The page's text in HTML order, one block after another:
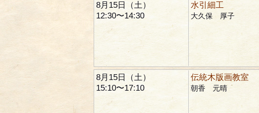
8月15日（土）
12:30〜14:30
水引細工
大久保 厚子
8月15日（土）
15:10〜17:10
伝統木版画教室
朝香 元晴